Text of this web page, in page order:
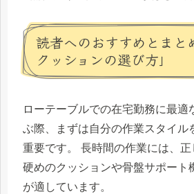
読者へのおすすめとまと
クッションの選び方」
ローテーブルでの在宅勤務に最適
ぶ際、まずは自分の作業スタイル
重要です。 長時間の作業には、
硬めのクッションや骨盤サポート
が適しています。